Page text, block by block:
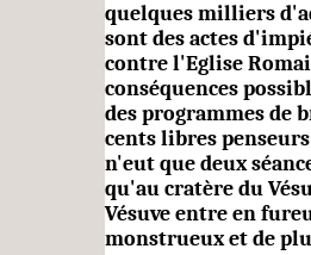
quelques milliers
sont des actes
contre l'Eglise
con­séquences
des pro­grammes de
cents libres
n'eut que deux
qu'au cratère du
Vésuve entre en
monstrueux et de